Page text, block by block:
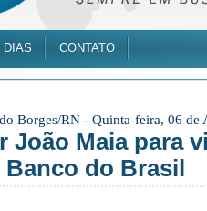
DIAS CONTATO
Borges/RN - Quinta-feira, 06 de
João Maia para
do Brasil